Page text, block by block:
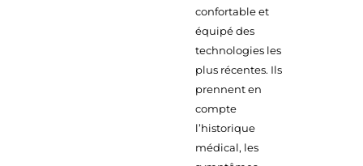
confortable et
équipé des
technologies les
plus récentes. Ils
prennent en
compte
l’historique
médical, les